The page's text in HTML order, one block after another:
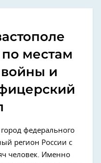
местам
и
федерального
регион России с
человек. Именно